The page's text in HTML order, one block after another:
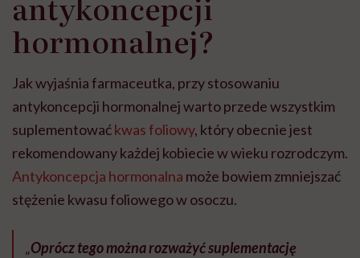
hormonalnej?
Jak wyjaśnia farmaceutka, przy stosowaniu
antykoncepcji hormonalnej warto przede wszystkim
suplementowaćkwas foliowy, który obecnie jest
rekomendowany każdej kobiecie w wieku rozrodczym.
Antykoncepcja hormonalna może bowiem zmniejszać
stężenie kwasu foliowego w osoczu.
„Oprócz tego można rozważyć suplementację